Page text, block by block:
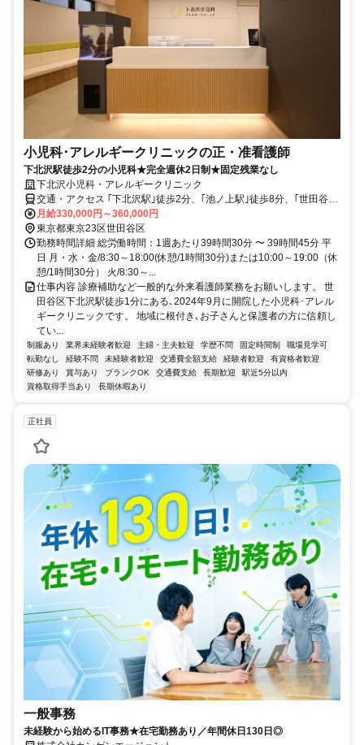
小児科･アレルギークリニックの正・准看護師
下北沢駅徒歩2分の小児科★完全週休2日制★固定残業なし
下北沢小児科・アレルギークリニック
交通・アクセス ｢下北沢駅｣徒歩2分、｢池ノ上駅｣徒歩8分、｢世田谷代
田駅｣徒歩9分、｢東北沢駅｣徒歩10分
月給330,000円～360,000円
東京都東京23区世田谷区
勤務時間詳細 総労働時間：1週あたり39時間30分 〜 39時間45分 平
日 月・水・金/8:30～18:00(休憩/1時間30分)または10:00～19:00（休
憩/1時間30分） 火/8:30～...
仕事内容 診療補助など一般的な外来看護師業務をお願いします。 世
田谷区下北沢駅徒歩1分にある､2024年9月に開院した小児科･アレル
ギークリニックです。 地域に根付き､お子さんと保護者の方に信頼し
てい...
制服あり 業界未経験者歓迎 主婦・主夫歓迎 学歴不問 固定時間制
職場見学可
転勤なし
経験不問 未経験者歓迎 交通費全額支給 経験者歓迎
有資格者歓迎
研修あり
賞与あり ブランクOK 交通費支給 長期歓迎
駅近5分以内
資格取得手当あり
長期休暇あり
正社員
一般事務
未経験から始めるIT事務★在宅勤務あり／年間休日130日◎